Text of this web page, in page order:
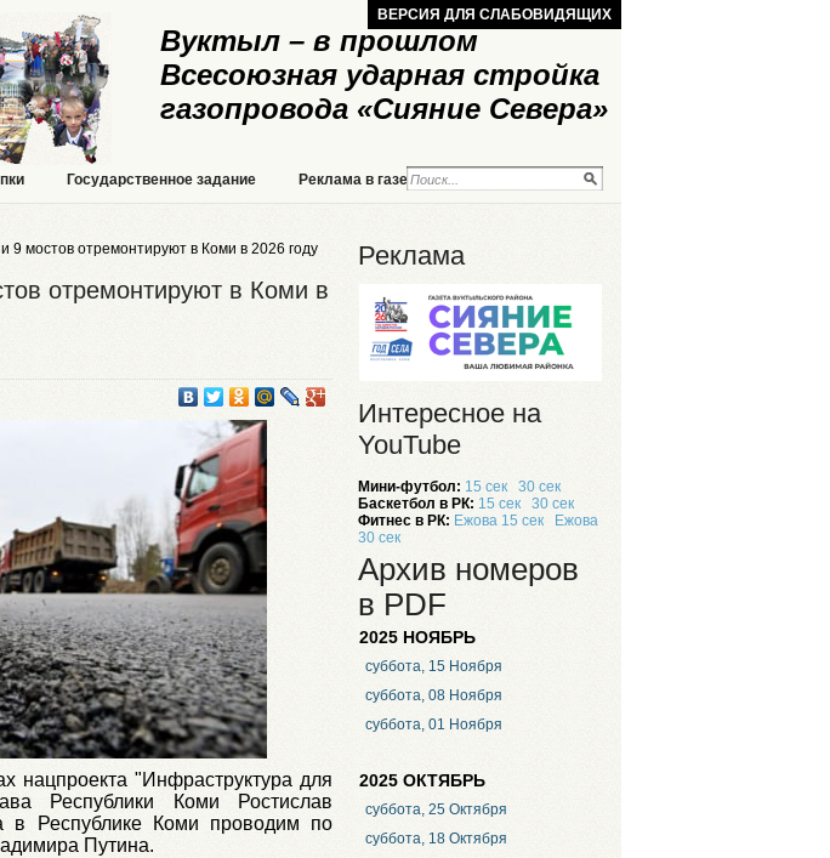
Вуктыл – в прошлом
Всесоюзная ударная стройка
газопровода «Сияние Севера»
ВЕРСИЯ ДЛЯ СЛАБОВИДЯЩИХ
Государственное задание Реклама в газете Реклама на сайте
9 мостов отремонтируют в Коми в 2026 году
отремонтируют в Коми в
нацпроекта "Инфраструктура для
Республики Коми Ростислав
в Республике Коми проводим по
Путина.
Реклама
Интересное на
YouTube
Мини-футбол: 15 сек
30 сек
Баскетбол в РК: 15 сек
30 сек
Фитнес в РК: Ежова 15 сек
Ежова
30 сек
Архив номеров
в PDF
2025 НОЯБРЬ
суббота, 15 Ноября
суббота, 08 Ноября
суббота, 01 Ноября
2025 ОКТЯБРЬ
суббота, 25 Октября
суббота, 18 Октября